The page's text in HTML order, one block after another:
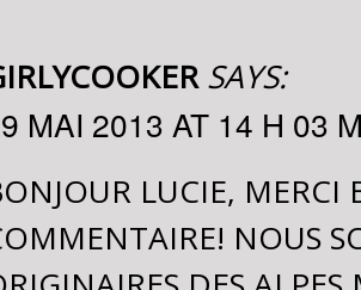
SAYS:
MAI 2013 AT 14 H 03
LUCIE,
NOUS